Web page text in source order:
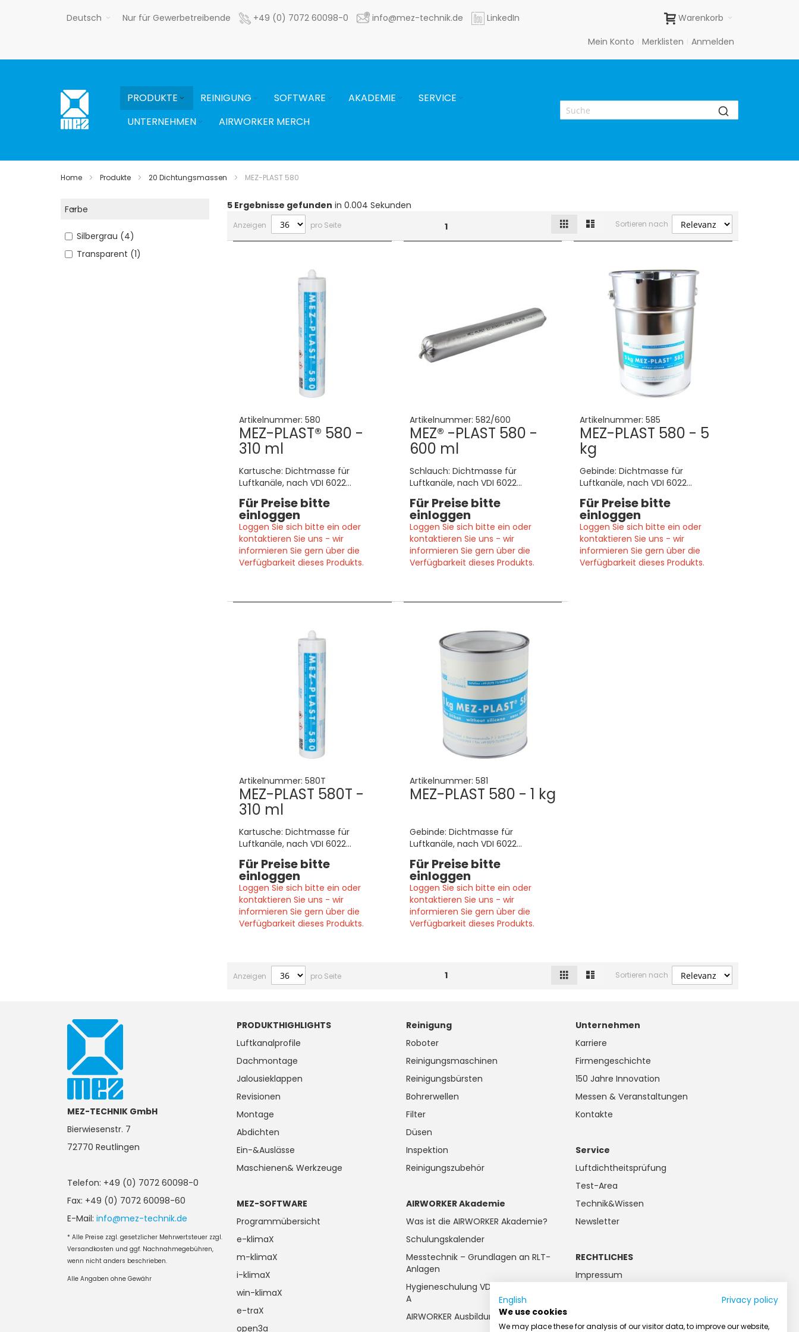
Direkt
Deutsch Nur für Gewerbetreibende +49 (0) 7072 60098-0 info@mez-technik.de LinkedIn
Warenkorb
Mein Konto
Merklisten Anmelden
PRODUKTE REINIGUNG SOFTWARE AKADEMIE
SERVICE
UNTERNEHMEN
AIRWORKER MERCH
Home Produkte 20 Dichtungsmassen MEZ-PLAST 580
Farbe
Silbergrau
4
Transparent 1
5 Ergebnisse gefunden in 0.004 Sekunden
Anzeigen pro Seite Sortieren nach
1
Ansicht
als
Raster
Artikelnummer: 580
MEZ-PLAST® 580 -
310 ml
Kartusche: Dichtmasse für
Luftkanäle, nach VDI 6022
geeignet
Für Preise bitte
einloggen
Loggen Sie sich bitte ein oder
kontaktieren Sie uns - wir
informieren Sie gern über die
Verfügbarkeit dieses Produkts.
Artikelnummer: 582/600
MEZ® -PLAST 580 -
600 ml
Schlauch: Dichtmasse für
Luftkanäle, nach VDI 6022
geeignet
Für Preise bitte
einloggen
Loggen Sie sich bitte ein oder
kontaktieren Sie uns - wir
informieren Sie gern über die
Verfügbarkeit dieses Produkts.
Artikelnummer: 585
MEZ-PLAST 580 - 5
kg
Gebinde: Dichtmasse für
Luftkanäle, nach VDI 6022
geeignet
Für Preise bitte
einloggen
Loggen Sie sich bitte ein oder
kontaktieren Sie uns - wir
informieren Sie gern über die
Verfügbarkeit dieses Produkts.
Artikelnummer: 580T
MEZ-PLAST 580T -
310 ml
Kartusche: Dichtmasse für
Luftkanäle, nach VDI 6022
geeignet
Für Preise bitte
einloggen
Loggen Sie sich bitte ein oder
kontaktieren Sie uns - wir
informieren Sie gern über die
Verfügbarkeit dieses Produkts.
Artikelnummer: 581
MEZ-PLAST 580 - 1 kg
Gebinde: Dichtmasse für
Luftkanäle, nach VDI 6022
geeignet
Für Preise bitte
einloggen
Loggen Sie sich bitte ein oder
kontaktieren Sie uns - wir
informieren Sie gern über die
Verfügbarkeit dieses Produkts.
Anzeigen pro Seite Sortieren nach
1
Ansicht
Raster
MEZ-TECHNIK GmbH
Bierwiesenstr. 7
72770 Reutlingen
Telefon: +49 (0) 7072 60098-0
Fax: +49 (0) 7072 60098-60
E-Mail:info@mez-technik.de
* Alle Preise zzgl. gesetzlicher Mehrwertsteuer zzgl.
Versandkosten und ggf. Nachnahmegebühren,
wenn nicht anders beschrieben.
Alle Angaben ohne Gewähr
PRODUKTHIGHLIGHTS
Luftkanalprofile
Dachmontage
Jalousieklappen
Revisionen
Montage
Abdichten
Ein-&Auslässe
Maschienen& Werkzeuge
MEZ-SOFTWARE
Programmübersicht
e-klimaX
m-klimaX
i-klimaX
win-klimaX
e-traX
open3a
Reinigung
Roboter
Reinigungsmaschinen
Reinigungsbürsten
Bohrerwellen
Filter
Düsen
Inspektion
Reinigungszubehör
AIRWORKER Akademie
Was ist die AIRWORKER Akademie?
Schulungskalender
Messtechnik – Grundlagen an RLT-
Anlagen
Hygieneschulung VDI 6022 Kategorie
A
AIRWORKER Ausbildung
Unternehmen
Karriere
Firmengeschichte
150 Jahre Innovation
Messen & Veranstaltungen
Kontakte
Service
Luftdichtheitsprüfung
Test-Area
Technik&Wissen
Newsletter
RECHTLICHES
Impressum
Batteriegesetz
English
Privacy policy
We use cookies
We may place these for analysis of our visitor data, to improve our website,